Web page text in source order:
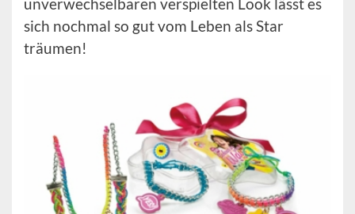
sich nochmal so gut vom Leben als Star
träumen!